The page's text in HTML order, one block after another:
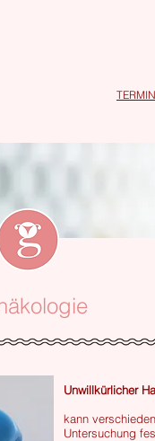
Unwillkürlicher
kann
Untersuchung